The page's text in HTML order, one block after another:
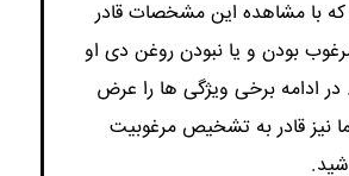
با مشاهده این مشخصات قادر
بودن و یا نبودن روغن دی او
ادامه برخی ویژگی ها را عرض
نیز قادر به تشخیص مرغوبیت